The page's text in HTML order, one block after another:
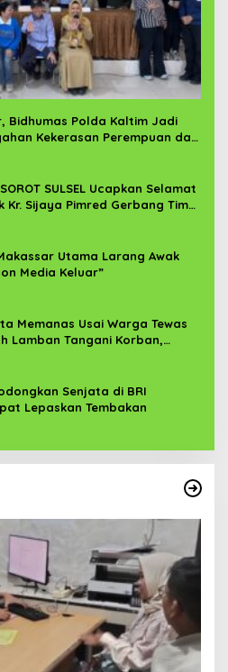
Bidhumas Polda Kaltim Jadi
Kekerasan Perempuan dan
SULSEL Ucapkan Selamat
Sijaya Pimred Gerbang Timur
TNI
Utama Larang Awak
Media Keluar”
Memanas Usai Warga Tewas
Lamban Tangani Korban,
Senjata di BRI
Lepaskan Tembakan